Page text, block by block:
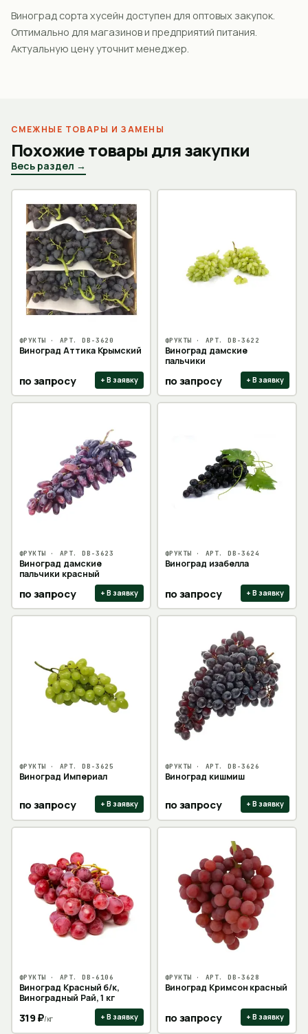
Виноград сорта хусейн доступен для оптовых закупок.
Оптимально для магазинов и предприятий питания.
Актуальную цену уточнит менеджер.
СМЕЖНЫЕ ТОВАРЫ И ЗАМЕНЫ
Похожие товары для закупки
Весь раздел →
ФРУКТЫ · АРТ.DB-3620
Виноград Аттика Крымский
по запросу + В заявку
ФРУКТЫ · АРТ.DB-3622
Виноград дамские
пальчики
по запросу + В заявку
ФРУКТЫ · АРТ.DB-3623
Виноград дамские
пальчики красный
по запросу + В заявку
ФРУКТЫ · АРТ.DB-3624
Виноград изабелла
по запросу + В заявку
ФРУКТЫ · АРТ.DB-3625
Виноград Империал
по запросу + В заявку
ФРУКТЫ · АРТ.DB-3626
Виноград кишмиш
по запросу + В заявку
ФРУКТЫ · АРТ.DB-6106
Виноград Красный б/к,
Виноградный Рай, 1 кг
319₽/кг + В заявку
ФРУКТЫ · АРТ.DB-3628
Виноград Кримсон красный
по запросу + В заявку